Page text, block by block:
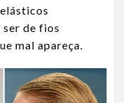
de fios
mal apareça.